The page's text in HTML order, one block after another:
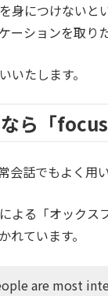
身につけないと
ーションを取り
いたします。
ら「focus
会話でもよく用
よる「オック
れています。
are most